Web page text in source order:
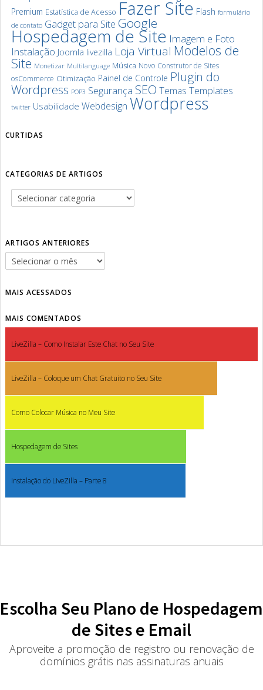
Premium Estatística de Acesso Fazer Site Flash formulário
de contato Gadget para Site Google
Hospedagem de Site Imagem e Foto
Instalação Joomla livezilla Loja Virtual Modelos de
Site Monetizar Multilanguage Música Novo Construtor de Sites
osCommerce Otimização Painel de Controle Plugin do
Wordpress POP3 Segurança SEO Temas Templates
twitter Usabilidade Webdesign Wordpress
CURTIDAS
CATEGORIAS DE ARTIGOS
ARTIGOS ANTERIORES
MAIS ACESSADOS
MAIS COMENTADOS
LiveZilla – Como Instalar Este Chat no Seu Site
LiveZilla – Coloque um Chat Gratuito no Seu Site
Como Colocar Música no Meu Site
Hospedagem de Sites
Instalação do LiveZilla – Parte 8
Escolha Seu Plano de Hospedagem
de Sites e Email
Aproveite a promoção de registro ou renovação de
domínios grátis nas assinaturas anuais